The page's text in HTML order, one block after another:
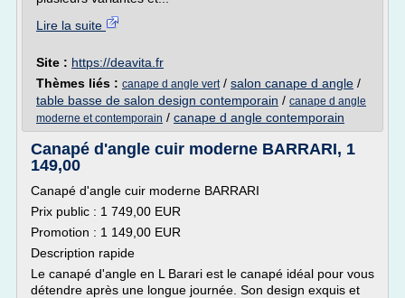
Lire la suite
Site : https://deavita.fr
Thèmes liés : canape d angle vert/ salon canape d angle /
table basse de salon design contemporain / canape d angle
moderne et contemporain / canape d angle contemporain
Canapé d'angle cuir moderne BARRARI, 1
149,00
Canapé d'angle cuir moderne BARRARI
Prix public : 1 749,00 EUR
Promotion : 1 149,00 EUR
Description rapide
Le canapé d'angle en L Barari est le canapé idéal pour vous
détendre après une longue journée. Son design exquis et